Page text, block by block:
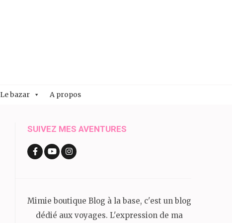
Le bazar A propos
SUIVEZ MES AVENTURES
Mimie boutique Blog à la base, c'est un blog
dédié aux voyages. L'expression de ma